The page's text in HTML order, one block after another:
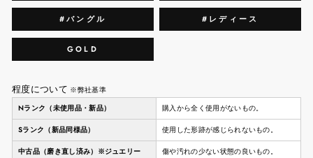
#バングル #レディース
GOLD
程度について ※弊社基準
Nランク（未使用品・新品）
購入から全く使用がないもの。
Sランク（新品同様品） 使用した形跡が感じられないもの。
中古品（磨き直し済み）※ジュエリー 傷や汚れの少ない状態の良いもの。